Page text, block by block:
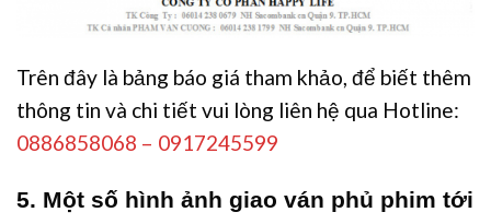
Trên đây là bảng báo giá tham khảo, để biết thêm
thông tin và chi tiết vui lòng liên hệ qua Hotline:
0886858068 – 0917245599
5. Một số hình ảnh giao ván phủ phim tới